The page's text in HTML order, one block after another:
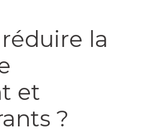
la
et
?